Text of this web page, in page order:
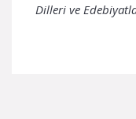
Dilleri ve